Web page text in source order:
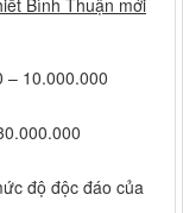
Bình Thuận mới
– 10.000.000
độ độc đáo của